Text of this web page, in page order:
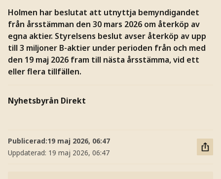
Holmen har beslutat att utnyttja bemyndigandet
från årsstämman den 30 mars 2026 om återköp av
egna aktier. Styrelsens beslut avser återköp av upp
till 3 miljoner B-aktier under perioden från och med
den 19 maj 2026 fram till nästa årsstämma, vid ett
eller flera tillfällen.
Nyhetsbyrån Direkt
Publicerad:19 maj 2026, 06:47
Uppdaterad: 19 maj 2026, 06:47